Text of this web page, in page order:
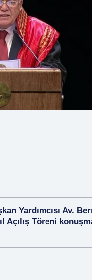
Yardımcısı Av.
Açılış Töreni